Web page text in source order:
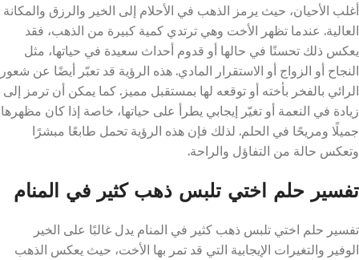
أغلب الأحيان، حيث يرمز الذهب في الأحلام إلى الخير والرزق والمكانة
العالية. عندما تظهر الأخت وهي ترتدي كمية كبيرة من الذهب، فقد
يعكس ذلك تحسنًا في حالها أو قدوم أحداث سعيدة في حياتها، مثل
النجاح أو الزواج أو الاستقرار المادي. هذه الرؤية قد تعبّر أيضًا عن شعور
الرائي بالفخر بأخته أو توقعه لها بمستقبل مميز. كما يمكن أن ترمز إلى
زيادة في النعمة أو تغيّر إيجابي يطرأ على حياتها، خاصة إذا كان مظهرها
جميلًا ومريحًا في الحلم. لذلك فإن هذه الرؤية تحمل طابعًا مبشرًا
وتعكس حالة من التفاؤل والراحة.
تفسير حلم اختي تلبس ذهب كثير في المنام
تفسير حلم اختي تلبس ذهب كثير في المنام يدل غالبًا على الخير
الوفير والتغيرات الإيجابية التي قد تمر بها الأخت، حيث يعكس الذهب